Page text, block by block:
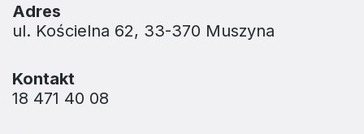
Adres
ul. Kościelna 62, 33-370 Muszyna
Kontakt
18 471 40 08